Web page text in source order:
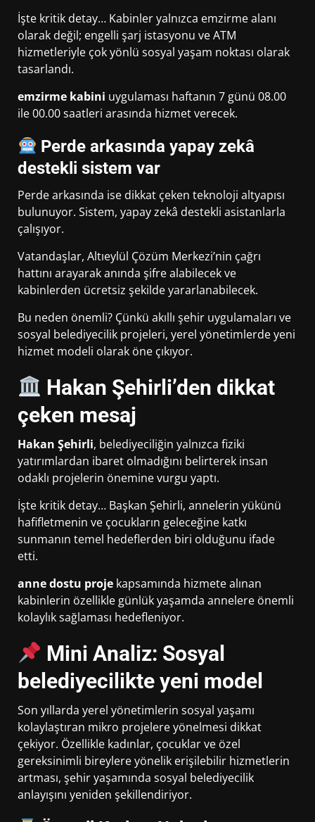
İşte kritik detay… Kabinler yalnızca emzirme alanı
olarak değil; engelli şarj istasyonu ve ATM
hizmetleriyle çok yönlü sosyal yaşam noktası olarak
tasarlandı.
emzirme kabini uygulaması haftanın 7 günü 08.00
ile 00.00 saatleri arasında hizmet verecek.
Perde arkasında yapay zekâ
destekli sistem var
Perde arkasında ise dikkat çeken teknoloji altyapısı
bulunuyor. Sistem, yapay zekâ destekli asistanlarla
çalışıyor.
Vatandaşlar, Altıeylül Çözüm Merkezi’nin çağrı
hattını arayarak anında şifre alabilecek ve
kabinlerden ücretsiz şekilde yararlanabilecek.
Bu neden önemli? Çünkü akıllı şehir uygulamaları ve
sosyal belediyecilik projeleri, yerel yönetimlerde yeni
hizmet modeli olarak öne çıkıyor.
Hakan Şehirli’den dikkat
çeken mesaj
Hakan Şehirli, belediyeciliğin yalnızca fiziki
yatırımlardan ibaret olmadığını belirterek insan
odaklı projelerin önemine vurgu yaptı.
İşte kritik detay… Başkan Şehirli, annelerin yükünü
hafifletmenin ve çocukların geleceğine katkı
sunmanın temel hedeflerden biri olduğunu ifade
etti.
anne dostu proje kapsamında hizmete alınan
kabinlerin özellikle günlük yaşamda annelere önemli
kolaylık sağlaması hedefleniyor.
Mini Analiz: Sosyal
belediyecilikte yeni model
Son yıllarda yerel yönetimlerin sosyal yaşamı
kolaylaştıran mikro projelere yönelmesi dikkat
çekiyor. Özellikle kadınlar, çocuklar ve özel
gereksinimli bireylere yönelik erişilebilir hizmetlerin
artması, şehir yaşamında sosyal belediyecilik
anlayışını yeniden şekillendiriyor.